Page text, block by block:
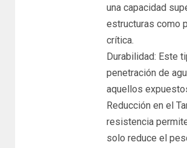
una capacidad
estructuras como
crítica.
Durabilidad: Este
penetración de
aquellos
Reducción en el
resistencia
solo reduce el